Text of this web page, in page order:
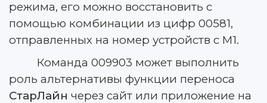
режима, его можно восстановить с
помощью комбинации из цифр 00581,
отправленных на номер устройств с М1.
Команда 009903 может выполнить
роль альтернативы функции переноса
СтарЛайн через сайт или приложение на